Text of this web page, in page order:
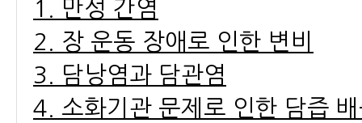
1. 만성 간염
2. 장 운동 장애로 인한 변비
3. 담낭염과 담관염
4. 소화기관 문제로 인한 담즙